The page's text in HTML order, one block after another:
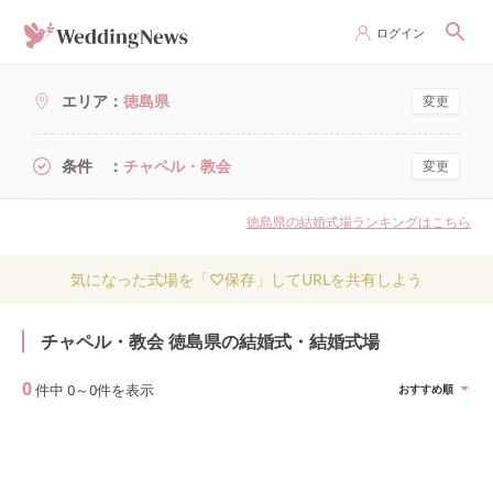
ログイン
エリア 徳島県 変更
条件 チャペル・教会 変更
徳島県の結婚式場ランキングはこちら
気になった式場を「♡保存」してURLを共有しよう
チャペル・教会 徳島県の結婚式・結婚式場
0件中 0～0件を表示 おすすめ順